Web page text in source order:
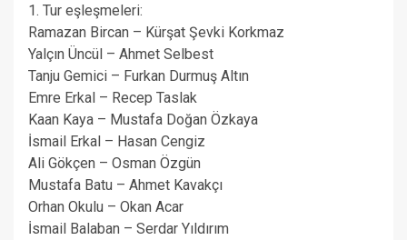
1. Tur eşleşmeleri:
Ramazan Bircan – Kürşat Şevki Korkmaz
Yalçın Üncül – Ahmet Selbest
Tanju Gemici – Furkan Durmuş Altın
Emre Erkal – Recep Taslak
Kaan Kaya – Mustafa Doğan Özkaya
İsmail Erkal – Hasan Cengiz
Ali Gökçen – Osman Özgün
Mustafa Batu – Ahmet Kavakçı
Orhan Okulu – Okan Acar
İsmail Balaban – Serdar Yıldırım